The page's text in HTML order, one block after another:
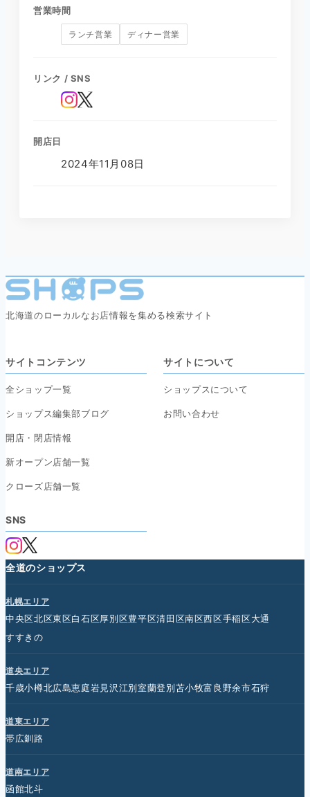
営業時間
ランチ営業 ディナー営業
リンク / SNS
開店日
2024年11月08日
北海道のローカルなお店情報を集める検索サイト
サイトコンテンツ
全ショップ一覧
ショップス編集部ブログ
開店・閉店情報
新オープン店舗一覧
クローズ店舗一覧
サイトについて
ショップスについて
お問い合わせ
SNS
全道のショップス
札幌エリア
中央区北区東区白石区厚別区豊平区清田区南区西区手稲区大通
すすきの
道央エリア
千歳小樽北広島恵庭岩見沢江別室蘭登別苫小牧富良野余市石狩
道東エリア
帯広釧路
道南エリア
函館北斗